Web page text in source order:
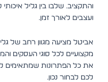
והתקציב. שלבו בין גליל
ועצבים לאורך זמן.
אביטל מציעה מגוון רחב של
מקצועיים לכל סוגי העסקים
את כל הפתרונות שמתאימים
לכם לבחור נכון.